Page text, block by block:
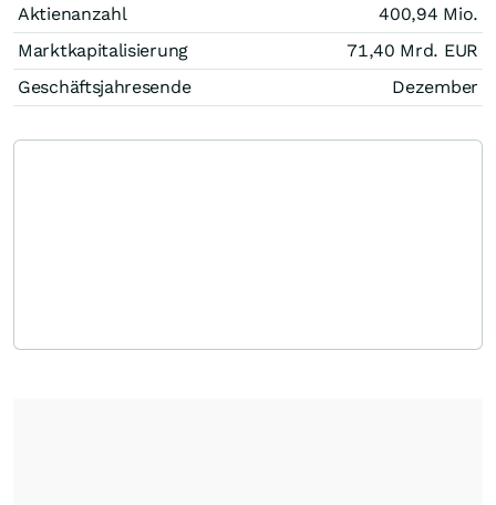
Aktienanzahl
400,94 Mio.
Marktkapitalisierung
71,40 Mrd. EUR
Geschäftsjahresende
Dezember